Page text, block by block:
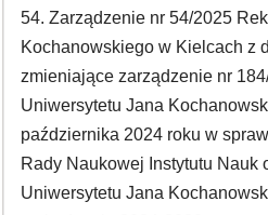
54. Zarządzenie nr 54/2025
Kochanowskiego w Kielcach z
zmieniające zarządzenie nr
Uniwersytetu Jana
października 2024 roku w
Rady Naukowej Instytutu Nauk
Uniwersytetu Jana